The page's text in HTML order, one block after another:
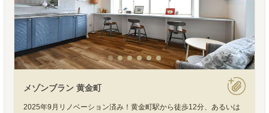
メゾンブラン 黄金町
2025年9月リノベーション済み！黄金町駅から徒歩12分、あるいは